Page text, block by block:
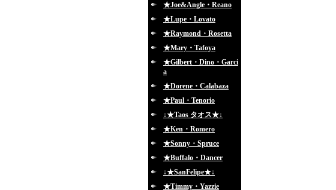
★Joe&Angle・Reano
★Lupe・Lovato
★Raymond・Rosetta
★Mary・Tafoya
★Gilbert・Dino・Garci
a
★Dorene・Calabaza
★Paul・Tenorio
↓★Taos タオス★↓
★Ken・Romero
★Sonny・Spruce
★Buffalo・Dancer
↓★SanFelipe★↓
★Timmy・Yazzie